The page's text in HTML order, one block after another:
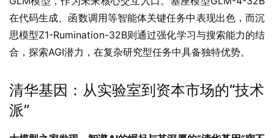
在代码生成、函数调用等智能体关键任务中表现出色，而沉
思模型Z1-Rumination-32B则通过强化学习与搜索能力的结
合，探索AGI潜力，在复杂研究型任务中具备独特优势。
清华基因：从实验室到资本市场的“技术
派”